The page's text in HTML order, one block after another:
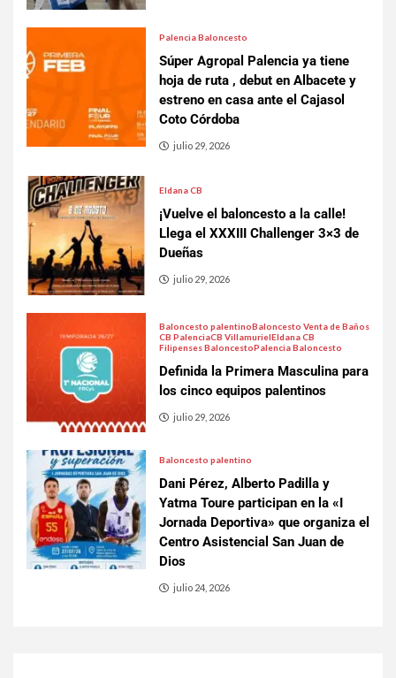
Palencia Baloncesto
Súper Agropal Palencia ya tiene
hoja de ruta , debut en Albacete y
estreno en casa ante el Cajasol
Coto Córdoba
julio 29, 2026
Eldana CB
¡Vuelve el baloncesto a la calle!
Llega el XXXIII Challenger 3×3 de
Dueñas
julio 29, 2026
Baloncesto palentinoBaloncesto Venta de Baños
CB PalenciaCB VillamurielEldana CB
Filipenses BaloncestoPalencia Baloncesto
Definida la Primera Masculina para
los cinco equipos palentinos
julio 29, 2026
Baloncesto palentino
Dani Pérez, Alberto Padilla y
Yatma Toure participan en la «I
Jornada Deportiva» que organiza el
Centro Asistencial San Juan de
Dios
julio 24, 2026